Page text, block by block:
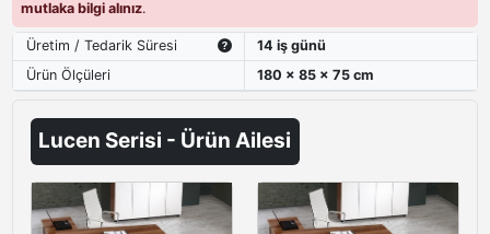
mutlaka bilgi alınız.
Üretim / Tedarik Süresi
14 iş günü
Ürün Ölçüleri
180 x 85 x 75 cm
Lucen Serisi - Ürün Ailesi